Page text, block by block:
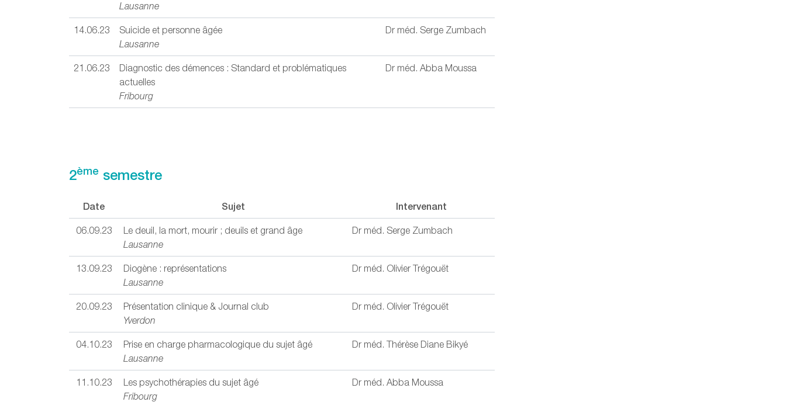
Lausanne
14.06.23
Suicide et personne âgée
Lausanne
Dr méd. Serge Zumbach
21.06.23
Diagnostic des démences : Standard et problématiques
actuelles
Fribourg
Dr méd. Abba Moussa
2ème semestre
Date Sujet Intervenant
06.09.23
Le deuil, la mort, mourir ; deuils et grand âge
Lausanne
Dr méd. Serge Zumbach
13.09.23
Diogène : représentations
Lausanne
Dr méd. Olivier Trégouët
20.09.23
Présentation clinique & Journal club
Yverdon
Dr méd. Olivier Trégouët
04.10.23
Prise en charge pharmacologique du sujet âgé
Lausanne
Dr méd. Thérèse Diane Bikyé
11.10.23
Les psychothérapies du sujet âgé
Fribourg
Dr méd. Abba Moussa